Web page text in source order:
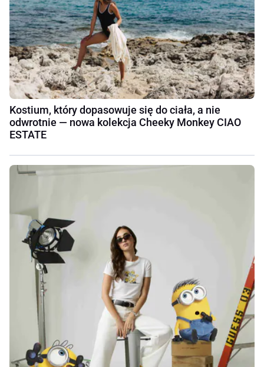
Kostium, który dopasowuje się do ciała, a nie
odwrotnie — nowa kolekcja Cheeky Monkey CIAO
ESTATE